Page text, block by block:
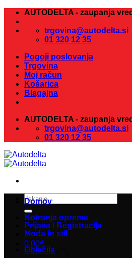
Skoči
vsebino
AUTODELTA - zaupanja
trgovina@autodelta.si
01 320 12 35
Pogoji poslovanja
Trgovina
Moj račun
Košarica
Blagajna
AUTODELTA - zaupanja
trgovina@autodelta.si
01 320 12 35
Išči:
Prijava / Registracija
0,00€
Domov
Notranja oprema
Moda in stil
Oblačila